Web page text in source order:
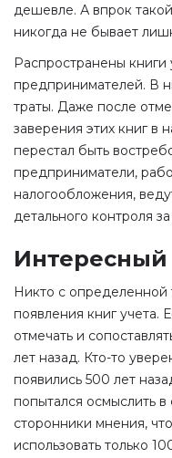
дешевле. А впрок
никогда не бывает
Распространены
предпринимателей. В
траты. Даже после
заверения этих книг в
перестал быть
предприниматели,
налогообложения,
детального контроля
Интересный
Никто с определенной
появления книг учета.
отмечать и
лет назад. Кто-то
появились 500 лет
попытался осмыслить
сторонники мнения,
использовать только